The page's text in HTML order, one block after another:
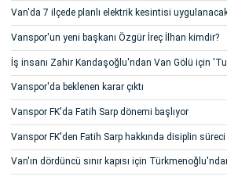
Van'da 7 ilçede planlı elektrik kesintisi
Vanspor'un yeni başkanı Özgür İreç İlhan kimdir?
İş insanı Zahir Kandaşoğlu'ndan Van Gölü için
Vanspor'da beklenen karar çıktı
Vanspor FK'da Fatih Sarp dönemi başlıyor
Vanspor FK'den Fatih Sarp hakkında disiplin süreci
Van'ın dördüncü sınır kapısı için